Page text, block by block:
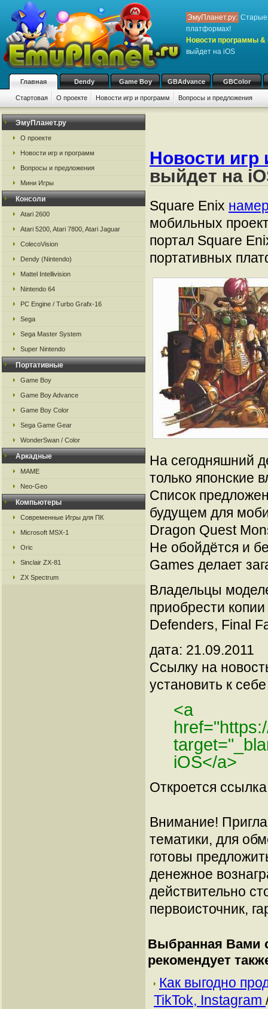
ЭмуПланет.ру: Старые
платформах!
Новости программы &
выйдет на iOS
Главная Dendy Game Boy GBAdvance GBColor
Стартовая О проекте Новости игр и программ Вопросы и предложения
ЭмуПланет.ру
О проекте
Новости игр и программ
Вопросы и предложения
Мини Игры
Консоли
Atari 2600
Atari 5200, Atari 7800, Atari Jaguar
ColecoVision
Dendy (Nintendo)
Mattel Intellivision
Nintendo 64
PC Engine / Turbo Grafx-16
Sega
Sega Master System
Super Nintendo
Портативные
Game Boy
Game Boy Advance
Game Boy Color
Sega Game Gear
WonderSwan / Color
Аркадные
MAME
Neo-Geo
Компьютеры
Современные Игры для ПК
Microsoft MSX-1
Oric
Sinclair ZX-81
ZX Spectrum
Новости игр
выйдет на
Square Enix
мобильных
портал Square
портативных
На сегодняшний
только японские
Список
будущем для
Dragon Quest
Не обойдётся и
Games делает
Владельцы
приобрести
Defenders, Final
дата: 21.09.2011
Ссылку на
установить к
<a
iOS</a>
Откроется
Внимание!
тематики, для
готовы
денежное
действительно
первоисточник,
Выбранная Вами
рекомендует
Как выгодно
TikTok, Instagram